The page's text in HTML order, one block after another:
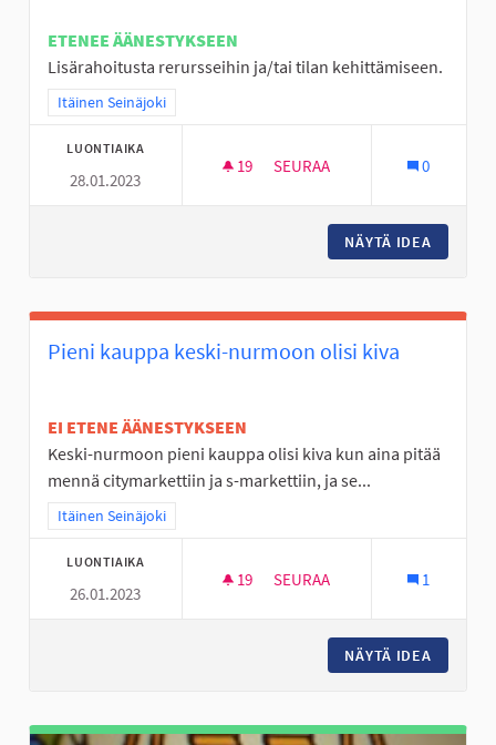
ETENEE ÄÄNESTYKSEEN
Lisärahoitusta rerursseihin ja/tai tilan kehittämiseen.
Rajaa tulokset teeman mukaan: Itäinen Seinäjoki
Itäinen Seinäjoki
LUONTIAIKA
28.01.2023
19 19 SEURAAJAA
SEURAA 0
NÄYTÄ IDEA
Pieni kauppa keski-nurmoon olisi kiva
EI ETENE ÄÄNESTYKSEEN
Keski-nurmoon pieni kauppa olisi kiva kun aina pitää
mennä citymarkettiin ja s-markettiin, ja se...
Rajaa tulokset teeman mukaan: Itäinen Seinäjoki
Itäinen Seinäjoki
LUONTIAIKA
26.01.2023
19 19 SEURAAJAA
SEURAA 1
NÄYTÄ IDEA